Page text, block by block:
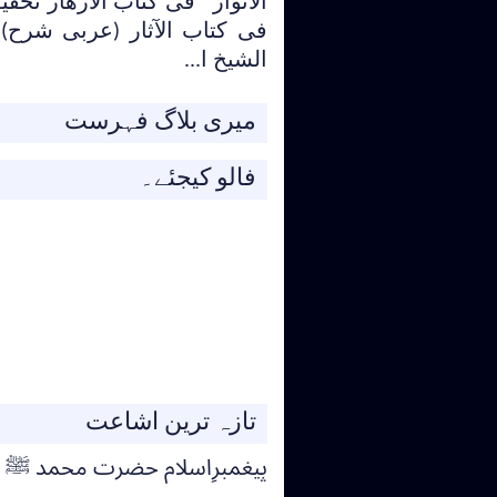
فی کتاب الآثار (عربی
الشیخ ا...
میری بلاگ فہرست
فالو کیجئے۔
تازہ ترین اشاعت
پیغمبرِاسلام حضرت محمد ﷺ